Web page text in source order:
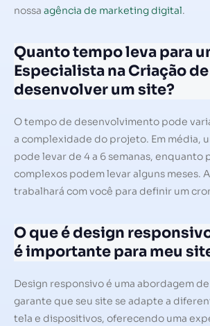
nossa agência de marketing digital.
Quanto tempo leva para
Especialista na Criação
desenvolver um site?
O tempo de desenvolvimento pode
a complexidade do projeto. Em média,
pode levar de 4 a 6 semanas, enquanto
complexos podem levar alguns meses.
trabalhará com você para definir um
O que é design
é importante para meu
Design responsivo é uma abordagem
garante que seu site se adapte a
tela e dispositivos, oferecendo uma